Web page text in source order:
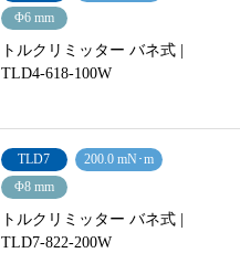
Φ6 mm
トルクリミッター バネ式 |
TLD4-618-100W
TLD7
200.0 mN･m
Φ8 mm
トルクリミッター バネ式 |
TLD7-822-200W